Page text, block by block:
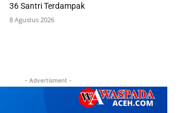
36 Santri Terdampak
8 Agustus 2026
- Advertisment -